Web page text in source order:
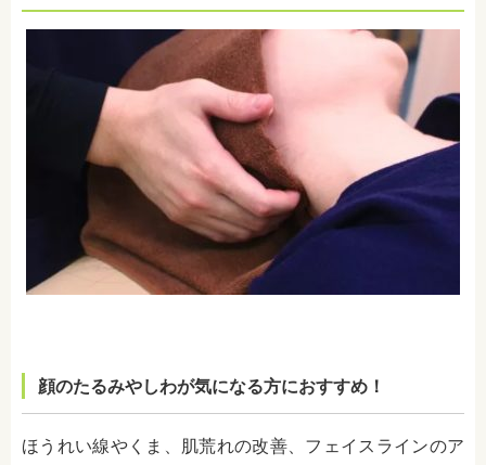
顔のたるみやしわが気になる方におすすめ！
ほうれい線やくま、肌荒れの改善、フェイスラインのア